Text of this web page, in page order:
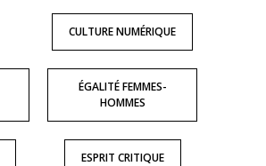
CULTURE NUMÉRIQUE
ÉGALITÉ FEMMES-
HOMMES
ESPRIT CRITIQUE